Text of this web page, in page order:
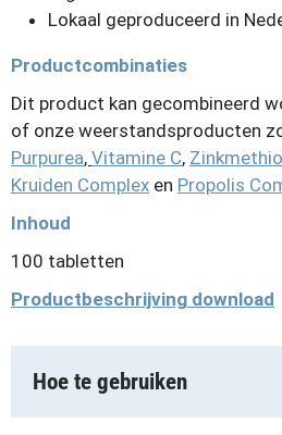
Lokaal geproduceerd in
Productcombinaties
Dit product kan gecombineerd
of onze weerstandsproducten
Purpurea, Vitamine C,
Kruiden Complex en Propolis
Inhoud
100 tabletten
Productbeschrijving download
Hoe te gebruiken